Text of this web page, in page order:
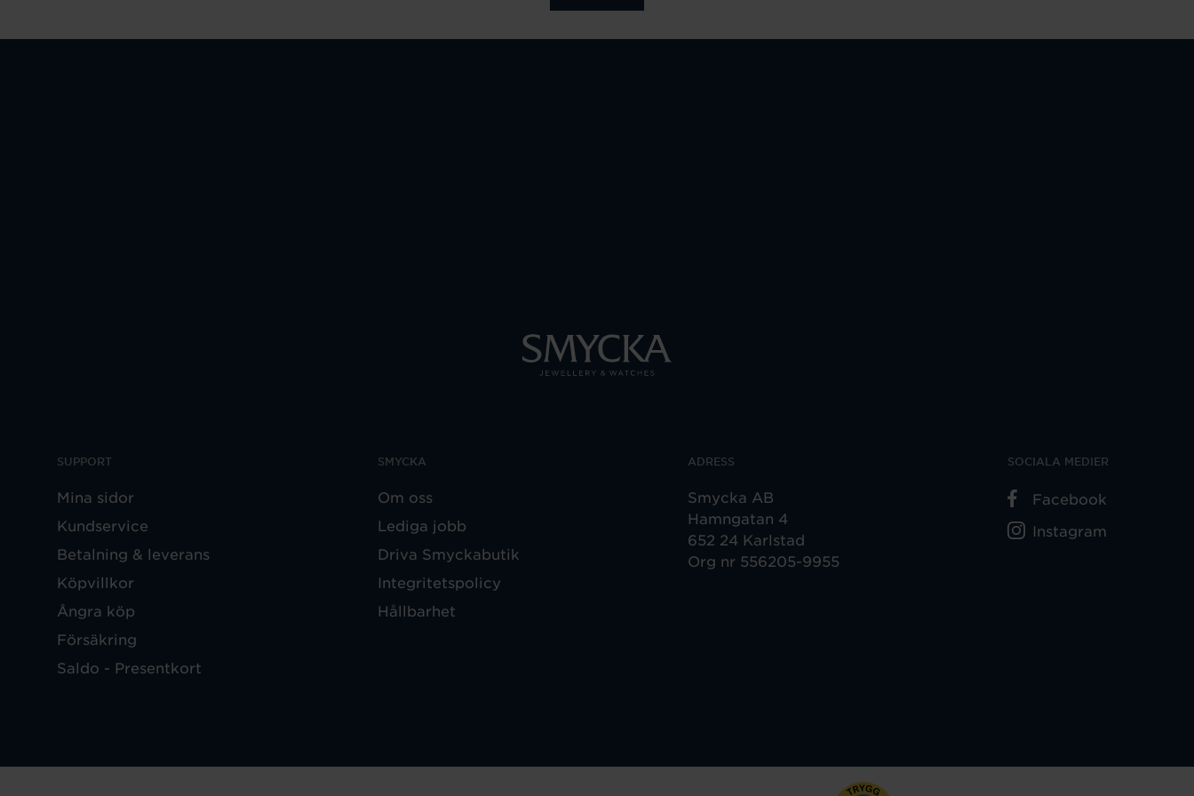
SUPPORT
Mina sidor
Kundservice
Betalning & leverans
Köpvillkor
Ångra köp
Försäkring
Saldo - Presentkort
SMYCKA
Om oss
Lediga jobb
Driva Smyckabutik
Integritetspolicy
Hållbarhet
ADRESS
Smycka AB
Hamngatan 4
652 24 Karlstad
Org nr 556205-9955
SOCIALA MEDIER
Facebook
Instagram